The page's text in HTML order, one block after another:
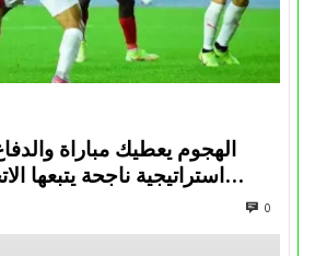
الهجوم يعطيك مباراة
استراتيجية ناجحة يتبعها
0